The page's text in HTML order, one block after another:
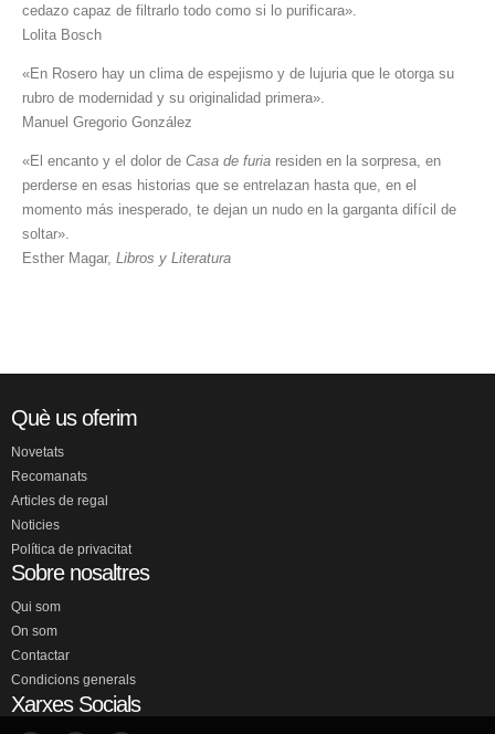
cedazo capaz de filtrarlo todo como si lo purificara».
Lolita Bosch
«En Rosero hay un clima de espejismo y de lujuria que le otorga su
rubro de modernidad y su originalidad primera».
Manuel Gregorio González
«El encanto y el dolor de Casa de furia residen en la sorpresa, en
perderse en esas historias que se entrelazan hasta que, en el
momento más inesperado, te dejan un nudo en la garganta difícil de
soltar».
Esther Magar, Libros y Literatura
Què us oferim
Novetats
Recomanats
Articles de regal
Noticies
Política de privacitat
Sobre nosaltres
Qui som
On som
Contactar
Condicions generals
Xarxes Socials